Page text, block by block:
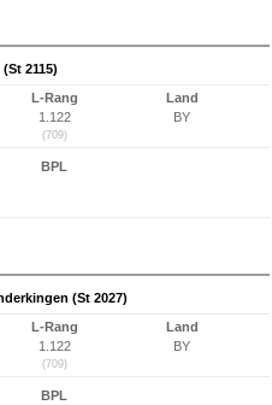
2115)
L-Rang
1.122
(709)
Land
BY
BPL
(St 2027)
L-Rang
1.122
(709)
Land
BY
BPL